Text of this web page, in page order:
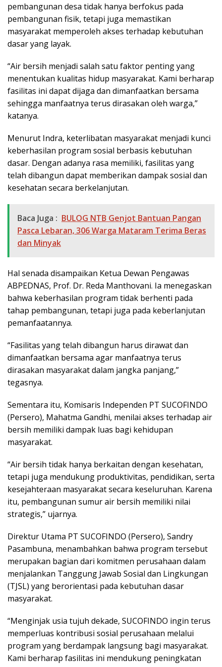
pembangunan desa tidak hanya berfokus pada
pembangunan fisik, tetapi juga memastikan
masyarakat memperoleh akses terhadap kebutuhan
dasar yang layak.
“Air bersih menjadi salah satu faktor penting yang
menentukan kualitas hidup masyarakat. Kami berharap
fasilitas ini dapat dijaga dan dimanfaatkan bersama
sehingga manfaatnya terus dirasakan oleh warga,”
katanya.
Menurut Indra, keterlibatan masyarakat menjadi kunci
keberhasilan program sosial berbasis kebutuhan
dasar. Dengan adanya rasa memiliki, fasilitas yang
telah dibangun dapat memberikan dampak sosial dan
kesehatan secara berkelanjutan.
Baca Juga : BULOG NTB Genjot Bantuan Pangan
Pasca Lebaran, 306 Warga Mataram Terima Beras
dan Minyak
Hal senada disampaikan Ketua Dewan Pengawas
ABPEDNAS, Prof. Dr. Reda Manthovani. Ia menegaskan
bahwa keberhasilan program tidak berhenti pada
tahap pembangunan, tetapi juga pada keberlanjutan
pemanfaatannya.
“Fasilitas yang telah dibangun harus dirawat dan
dimanfaatkan bersama agar manfaatnya terus
dirasakan masyarakat dalam jangka panjang,”
tegasnya.
Sementara itu, Komisaris Independen PT SUCOFINDO
(Persero), Mahatma Gandhi, menilai akses terhadap air
bersih memiliki dampak luas bagi kehidupan
masyarakat.
“Air bersih tidak hanya berkaitan dengan kesehatan,
tetapi juga mendukung produktivitas, pendidikan, serta
kesejahteraan masyarakat secara keseluruhan. Karena
itu, pembangunan sumur air bersih memiliki nilai
strategis,” ujarnya.
Direktur Utama PT SUCOFINDO (Persero), Sandry
Pasambuna, menambahkan bahwa program tersebut
merupakan bagian dari komitmen perusahaan dalam
menjalankan Tanggung Jawab Sosial dan Lingkungan
(TJSL) yang berorientasi pada kebutuhan dasar
masyarakat.
“Menginjak usia tujuh dekade, SUCOFINDO ingin terus
memperluas kontribusi sosial perusahaan melalui
program yang berdampak langsung bagi masyarakat.
Kami berharap fasilitas ini mendukung peningkatan